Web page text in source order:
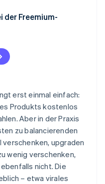
und
Pfad
ausgelegtes
Abrechnungsseite
zu
und
Freemium-
erst einmal einfach:
Produkts kostenlos
Aber in der Praxis
zu balancierenden
verschenken, upgraden
wenig verschenken,
nicht. Die
– etwa virales